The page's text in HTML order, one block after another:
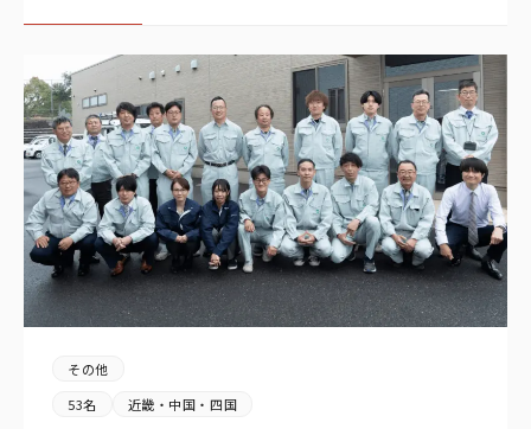
その他
53名
近畿・中国・四国